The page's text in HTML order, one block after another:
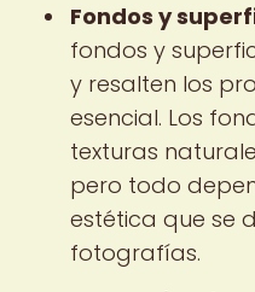
Fondos y
fondos y
y resalten los
esencial. Los
texturas
pero todo
estética que se
fotografías.